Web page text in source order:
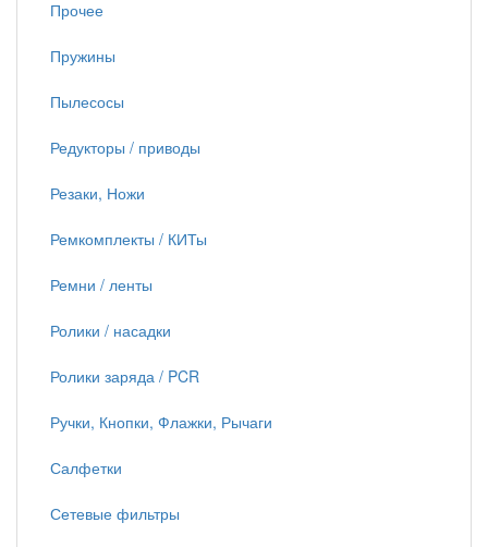
Прочее
Пружины
Пылесосы
Редукторы / приводы
Резаки, Ножи
Ремкомплекты / КИТы
Ремни / ленты
Ролики / насадки
Ролики заряда / PCR
Ручки, Кнопки, Флажки, Рычаги
Салфетки
Сетевые фильтры